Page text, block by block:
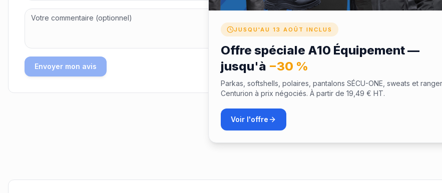
Envoyer mon avis
JUSQU'AU 13 AOÛT INCLUS
Offre spéciale A10 Équipement —
jusqu'à −30 %
Parkas, softshells, polaires, pantalons SÉCU-ONE, sweats et
Centurion à prix négociés. À partir de 19,49 € HT.
Voir l'offre